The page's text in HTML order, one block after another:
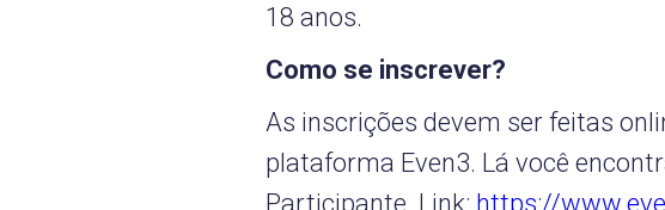
18 anos.
Como se inscrever?
As inscrições devem ser feitas
plataforma Even3. Lá você
Participante. Link: https://